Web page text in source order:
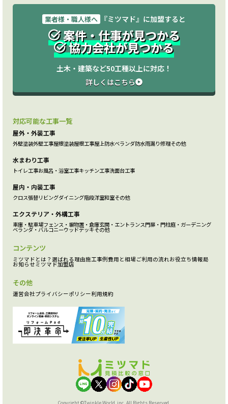
業者様・職人様へ 『ミツマド』に加盟すると
案件・仕事が見つかる
協力会社が見つかる
土木・建築など50工種以上に対応！
詳しくはこちら
対応可能な工事一覧
屋外・外装工事
外壁塗装外壁工事屋根塗装屋根工事屋上防水ベランダ防水雨漏り修理その他
水まわり工事
トイレ工事お風呂・浴室工事キッチン工事洗面台工事
屋内・内装工事
クロス張替リビングダイニング階段洋室和室その他
エクステリア・外構工事
車庫・駐車場フェンス・塀物置・倉庫玄関・エントランス門扉・門柱庭・ガーデニング
ベランダ・バルコニーウッドデッキその他
コンテンツ
ミツマドとは？ 選ばれる理由施工事例費用と相場 ご利用の流れお役立ち情報局
お知らせミツマド加盟店
その他
運営会社プライバシーポリシー利用規約
Copyright ©Twinkle World, inc. All Rights Reserved.